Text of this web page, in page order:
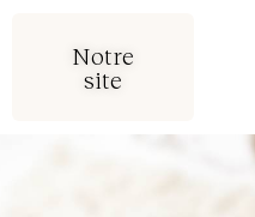
Notre
site